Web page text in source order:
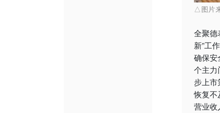
△图片
全聚德
新”工
确保安
个主力
步上
恢复不
营业收